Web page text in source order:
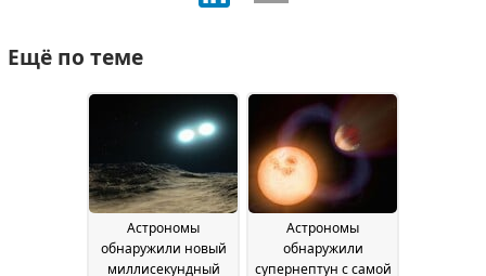
Ещё по теме
Астрономы
обнаружили новый
миллисекундный
Астрономы
обнаружили
супернептун с самой